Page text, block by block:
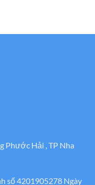
Phước Hải , TP Nha
số 4201905278 Ngày